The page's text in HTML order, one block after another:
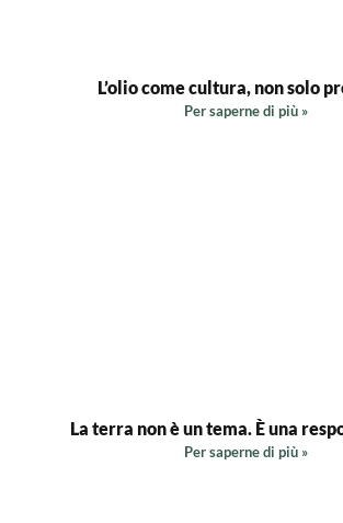
L’olio come cultura, non solo
Per saperne di più »
La terra non è un tema. È una
Per saperne di più »